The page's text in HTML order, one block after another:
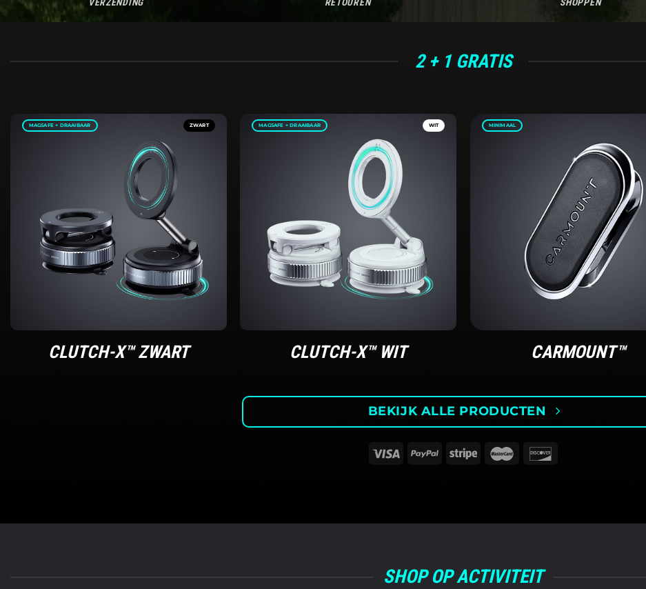
2 + 1 GRATIS
MAGSAFE + DRAAIBAAR ZWART
CLUTCH-X™ ZWART
MAGSAFE + DRAAIBAAR WIT
CLUTCH-X™ WIT
MINIMAAL
CARMOUNT™
BEKIJK ALLE PRODUCTEN
SHOP OP ACTIVITEIT